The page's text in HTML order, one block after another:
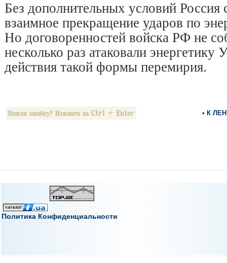
Без дополнительных условий Россия
взаимное прекращение ударов по
Но договоренностей войска РФ не
несколько раз атаковали энергетику
действия такой формы перемирия.
• К
Политика Конфиденциальности